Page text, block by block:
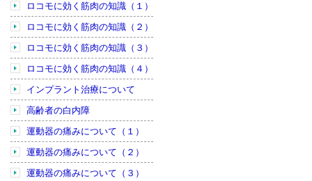
ロコモに効く筋肉の知識（１）
ロコモに効く筋肉の知識（２）
ロコモに効く筋肉の知識（３）
ロコモに効く筋肉の知識（４）
インプラント治療について
高齢者の白内障
運動器の痛みについて（１）
運動器の痛みについて（２）
運動器の痛みについて（３）